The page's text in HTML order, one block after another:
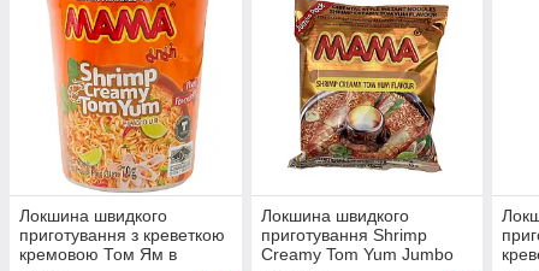
Локшина швидкого
приготування з креветкою
кремовою Том Ям в
Локшина швидкого
приготування Shrimp
Creamy Tom Yum Jumbo